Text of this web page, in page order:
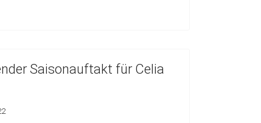
Saisonauftakt für Celia